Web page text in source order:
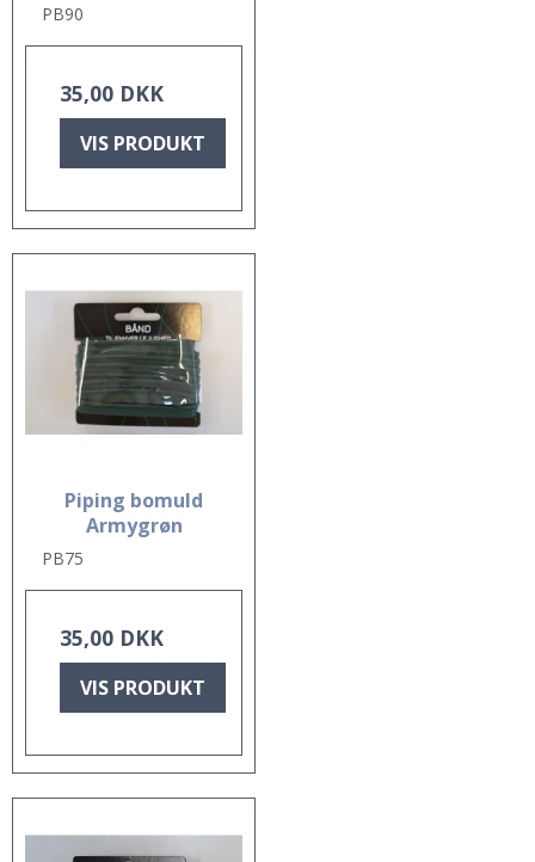
PB90
35,00 DKK
VIS PRODUKT
Piping bomuld
Armygrøn
PB75
35,00 DKK
VIS PRODUKT